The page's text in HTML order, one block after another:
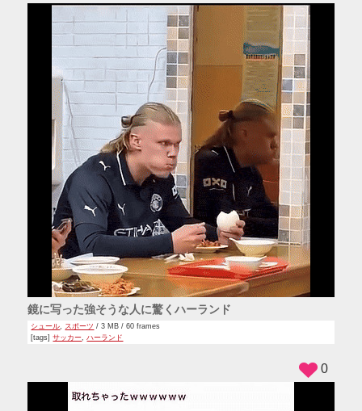
鏡に写った強そうな人に驚くハーランド
シュール スポーツ / 3 MB / 60 frames
[tags]サッカー,ハーランド
0